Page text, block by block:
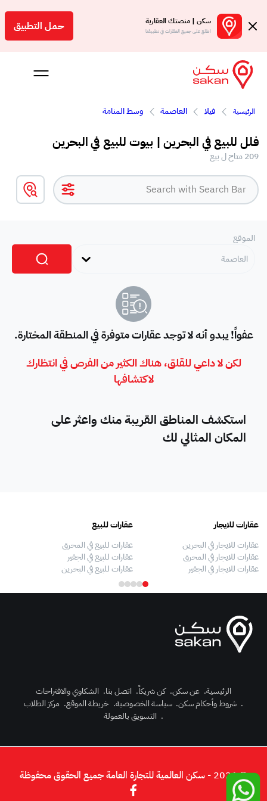
سكن | منصتك العقارية
اطلع على جميع العقارات في تطبيقنا حمل التطبيق
بالعمولة
الرئيسية فيلا العاصمة وسط المنامة
فلل للبيع في البحرين | بيوت للبيع في البحرين
209 متاح ل بيع
الموقع
العاصمة
عفواً! يبدو أنه لا توجد عقارات متوفرة في المنطقة المختارة.
لكن لا داعي للقلق، هناك الكثير من الفرص في انتظارك
لاكتشافها
استكشف المناطق القريبة منك واعثر على
المكان المثالي لك
عقارات للايجار
عقارات للايجار في البحرين
عقارات للايجار في المحرق
عقارات للايجار في الجفير
عقارات للبيع
عقارات للبيع في المحرق
عقارات للبيع في الجفير
عقارات للبيع في البحرين
الرئيسية. عن سكن. كن شريكاً. اتصل بنا. الشكاوي والاقتراحات
. شروط وأحكام سكن. سياسة الخصوصية. خريطة الموقع. مركز الطلاب
. التسويق بالعمولة
© 2026 - سكن العالمية للتجارة العامة جميع الحقوق محفوظة